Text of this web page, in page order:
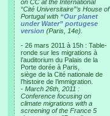
on CC at the International
“Cité Universitaire”’s House of
Portugal with “Our planet
under Water” portugese
version (Paris, 14e).
- 26 mars 2011 à 15h : Table-
ronde sur les migrations à
l’auditorium du Palais de la
Porte dorée à Paris,
siège de la Cité nationale de
l’histoire de l’immigration.
- March 26th, 2011 :
Conference focusing on
climate migrations with a
screening of the France 5